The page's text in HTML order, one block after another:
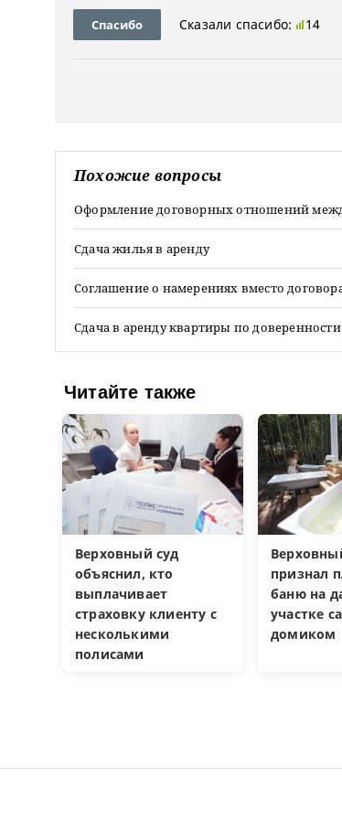
Спасибо Сказали спасибо: 14
Похожие вопросы
Оформление договорных отношений
Сдача жилья в аренду
Соглашение о намерениях вместо
Сдача в аренду квартиры по доверенности
Читайте также
Верховный суд
объяснил, кто
выплачивает
страховку клиенту с
несколькими
полисами
признал
баню на
участке
домиком